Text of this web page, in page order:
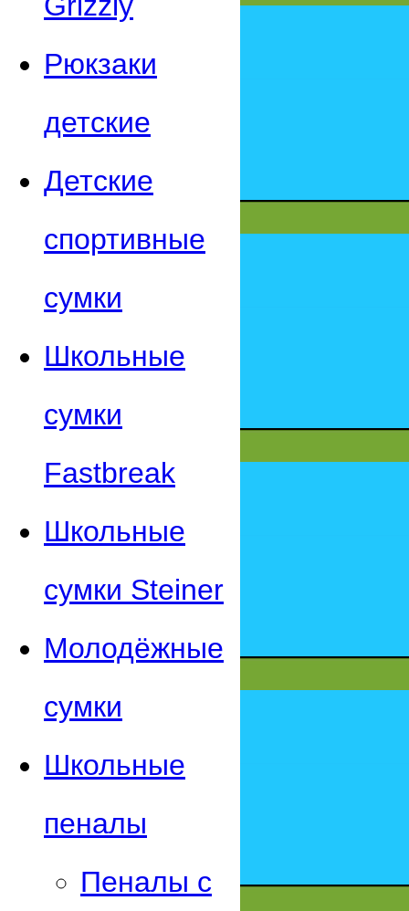
Рюкзаки
детские
Детские
спортивные
сумки
Школьные
сумки
Fastbreak
Школьные
сумки Steiner
Молодёжные
сумки
Школьные
пеналы
Пеналы с